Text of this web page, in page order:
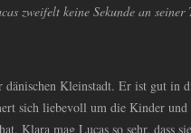
zweifelt keine Sekunde an
Kleinstadt. Er ist gut in
sich liebevoll um die Kinder
Klara mag Lucas so sehr, dass